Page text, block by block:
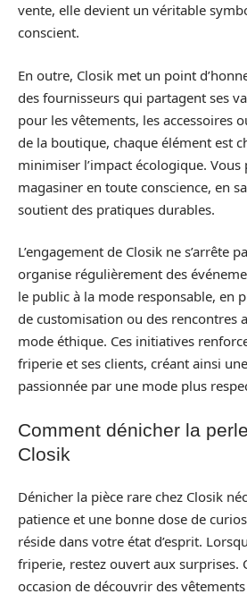
vente, elle devient un véritable
conscient.
En outre, Closik met un point
des fournisseurs qui partagent ses
pour les vêtements, les accessoires
de la boutique, chaque élément est
minimiser l’impact écologique. Vous
magasiner en toute conscience, en
soutient des pratiques durables.
L’engagement de Closik ne s’arrête
organise régulièrement des
le public à la mode responsable, en
de customisation ou des rencontres
mode éthique. Ces initiatives
friperie et ses clients, créant ainsi
passionnée par une mode plus
Comment dénicher la
Closik
Dénicher la pièce rare chez Closik
patience et une bonne dose de
réside dans votre état d’esprit.
friperie, restez ouvert aux surprises.
occasion de découvrir des